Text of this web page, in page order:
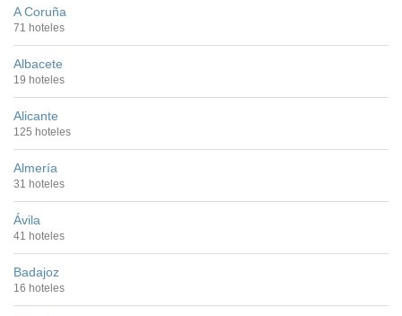
A Coruña
71 hoteles
Albacete
19 hoteles
Alicante
125 hoteles
Almería
31 hoteles
Ávila
41 hoteles
Badajoz
16 hoteles